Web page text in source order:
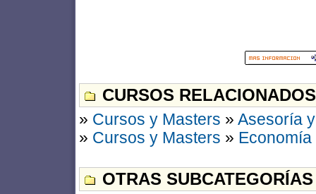
CURSOS
» Cursos y Masters » Asesoría
» Cursos y Masters »
OTRAS